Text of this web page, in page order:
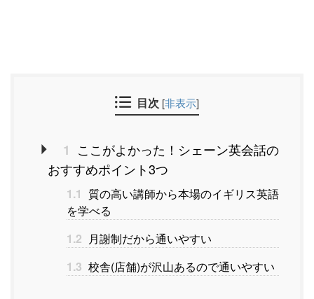
目次 [非表示]
1 ここがよかった！シェーン英会話の
おすすめポイント3つ
1.1 質の高い講師から本場のイギリス英語
を学べる
1.2 月謝制だから通いやすい
1.3 校舎(店舗)が沢山あるので通いやすい